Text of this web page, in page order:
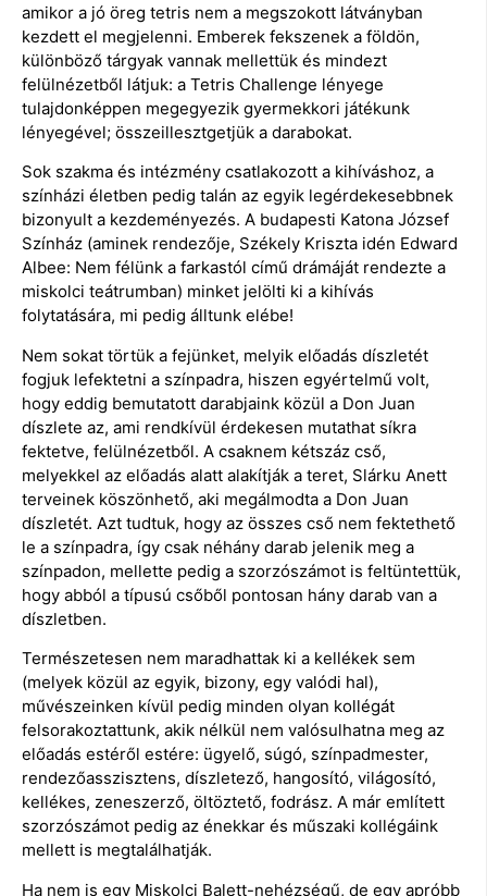
amikor a jó öreg tetris nem a megszokott látványban
kezdett el megjelenni. Emberek fekszenek a földön,
különböző tárgyak vannak mellettük és mindezt
felülnézetből látjuk: a Tetris Challenge lényege
tulajdonképpen megegyezik gyermekkori játékunk
lényegével; összeillesztgetjük a darabokat.
Sok szakma és intézmény csatlakozott a kihíváshoz, a
színházi életben pedig talán az egyik legérdekesebbnek
bizonyult a kezdeményezés. A budapesti Katona József
Színház (aminek rendezője, Székely Kriszta idén Edward
Albee: Nem félünk a farkastól című drámáját rendezte a
miskolci teátrumban) minket jelölti ki a kihívás
folytatására, mi pedig álltunk elébe!
Nem sokat törtük a fejünket, melyik előadás díszletét
fogjuk lefektetni a színpadra, hiszen egyértelmű volt,
hogy eddig bemutatott darabjaink közül a Don Juan
díszlete az, ami rendkívül érdekesen mutathat síkra
fektetve, felülnézetből. A csaknem kétszáz cső,
melyekkel az előadás alatt alakítják a teret, Slárku Anett
terveinek köszönhető, aki megálmodta a Don Juan
díszletét. Azt tudtuk, hogy az összes cső nem fektethető
le a színpadra, így csak néhány darab jelenik meg a
színpadon, mellette pedig a szorzószámot is feltüntettük,
hogy abból a típusú csőből pontosan hány darab van a
díszletben.
Természetesen nem maradhattak ki a kellékek sem
(melyek közül az egyik, bizony, egy valódi hal),
művészeinken kívül pedig minden olyan kollégát
felsorakoztattunk, akik nélkül nem valósulhatna meg az
előadás estéről estére: ügyelő, súgó, színpadmester,
rendezőasszisztens, díszletező, hangosító, világosító,
kellékes, zeneszerző, öltöztető, fodrász. A már említett
szorzószámot pedig az énekkar és műszaki kollégáink
mellett is megtalálhatják.
Ha nem is egy Miskolci Balett-nehézségű, de egy apróbb